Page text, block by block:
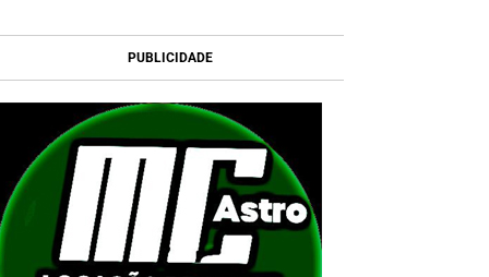
PUBLICIDADE